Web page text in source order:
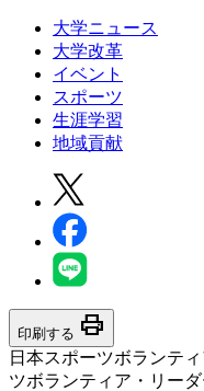
大学ニュース
大学改革
イベント
スポーツ
生涯学習
地域貢献
印刷する print
日本スポーツボランテ
ツボランティア・リー